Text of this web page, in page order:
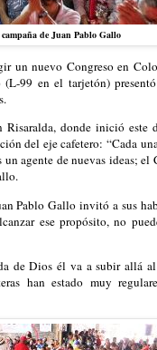
de Juan Pablo Gallo
un nuevo Congreso en
99 en el tarjetón)
donde inició este
del eje cafetero: “Cada
agente de nuevas ideas; el
Pablo Gallo invitó a sus
ese propósito, no
de Dios él va a subir allá al
han estado muy